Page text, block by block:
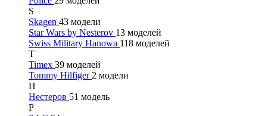
S
Skagen 43 модели
Star Wars by Nesterov 13 моделей
Swiss Military Hanowa 118 моделей
T
Timex 39 моделей
Tommy Hilfiger 2 модели
Н
Нестеров 51 модель
Р